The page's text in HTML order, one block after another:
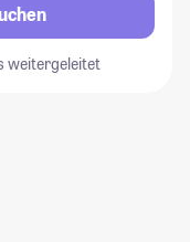
weitergeleitet